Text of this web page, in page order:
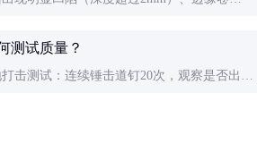
测试质量？
击测试：连续锤击道钉20次，观察是否出现